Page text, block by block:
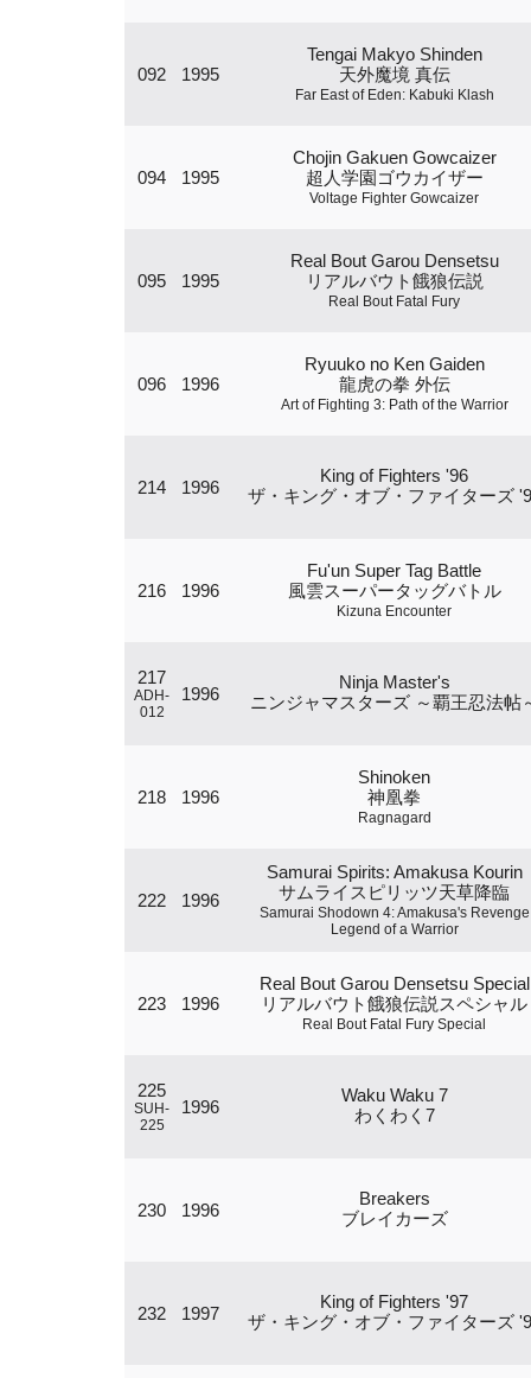
092 1995
Tengai Makyo Shinden
天外魔境 真伝
Far East of Eden: Kabuki Klash
094 1995
Chojin Gakuen Gowcaizer
超人学園ゴウカイザー
Voltage Fighter Gowcaizer
095 1995
Real Bout Garou Densetsu
リアルバウト餓狼伝説
Real Bout Fatal Fury
096 1996
Ryuuko no Ken Gaiden
龍虎の拳 外伝
Art of Fighting 3: Path of the Warrior
214 1996
King of Fighters '96
ザ・キング・オブ・ファイターズ
216 1996
Fu'un Super Tag Battle
風雲スーパータッグバトル
Kizuna Encounter
217
ADH-
012
1996
Ninja Master's
ニンジャマスターズ ～覇王忍法帖
218 1996
Shinoken
神凰拳
Ragnagard
222 1996
Samurai Spirits: Amakusa Kourin
サムライスピリッツ天草降臨
Samurai Shodown 4: Amakusa's Revenge
Legend of a Warrior
223 1996
Real Bout Garou Densetsu Special
リアルバウト餓狼伝説スペシャル
Real Bout Fatal Fury Special
225
SUH-
225
1996
Waku Waku 7
わくわく7
230 1996
Breakers
ブレイカーズ
232 1997
King of Fighters '97
ザ・キング・オブ・ファイターズ